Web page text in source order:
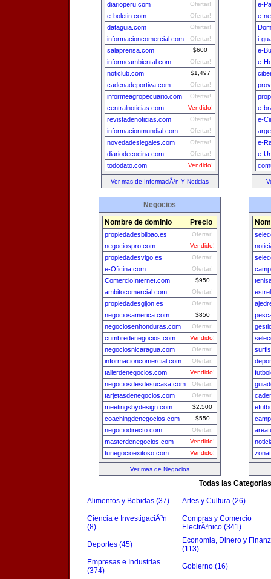
diarioperu.com Ofertar!
e-boletin.com Ofertar!
dataguia.com Ofertar!
informacioncomercial.com Ofertar!
salaprensa.com $600
informeambiental.com Ofertar!
noticlub.com $1,497
cadenadeportiva.com Ofertar!
informeagropecuario.com Ofertar!
centralnoticias.com Vendido!
revistadenoticias.com Ofertar!
informacionmundial.com Ofertar!
novedadeslegales.com Ofertar!
diariodecocina.com Ofertar!
tododato.com Vendido!
Ver mas de InformaciÃ³n Y Noticias
e-
e-
i-
e-
e-
e-
e-
e-
e-
Negocios
Nombre de dominio Precio
propiedadesbilbao.es Ofertar!
negociospro.com Vendido!
propiedadesvigo.es Ofertar!
e-Oficina.com Ofertar!
ComercioInternet.com $950
ambitocomercial.com Ofertar!
propiedadesgijon.es Ofertar!
negociosamerica.com $850
negociosenhonduras.com Ofertar!
cumbredenegocios.com Vendido!
negociosnicaragua.com Ofertar!
informacioncomercial.com Ofertar!
tallerdenegocios.com Vendido!
negociosdesdesucasa.com Ofertar!
tarjetasdenegocios.com Ofertar!
meetingsbydesign.com $2,500
coachingdenegocios.com $550
negociodirecto.com Ofertar!
masterdenegocios.com Vendido!
tunegocioexitoso.com Vendido!
Ver mas de Negocios
Todas las Categorias
Alimentos y Bebidas (37) Artes y Cultura (26)
Ciencia e InvestigaciÃ³n
(8)
Compras y Comercio
ElectrÃ³nico (341)
Deportes (45)
Economia, Dinero y
(113)
Empresas e Industrias
(374)
Gobierno (16)